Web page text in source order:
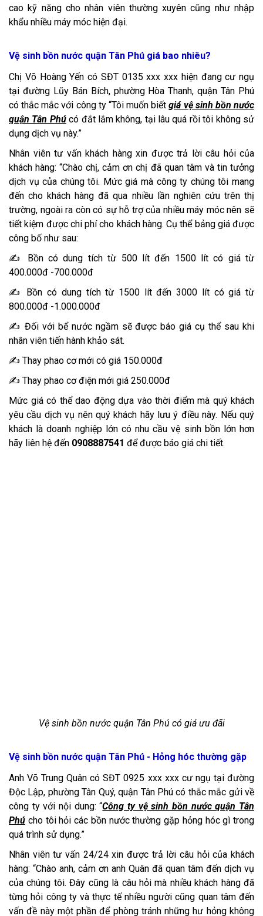
cao kỹ năng cho nhân viên thường xuyên cũng như nhập
khẩu nhiều máy móc hiện đại.
Vệ sinh bồn nước quận Tân Phú giá bao nhiêu?
Chị Võ Hoàng Yến có SĐT 0135 xxx xxx hiện đang cư ngụ
tại đường Lũy Bán Bích, phường Hòa Thanh, quận Tân Phú
có thắc mắc với công ty “Tôi muốn biếtgiá vệ sinh bồn nước
quận Tân Phúcó đắt lắm không, tại lâu quá rồi tôi không sử
dụng dịch vụ này.”
Nhân viên tư vấn khách hàng xin được trả lời câu hỏi của
khách hàng: “Chào chị, cảm ơn chị đã quan tâm và tin tưởng
dịch vụ của chúng tôi. Mức giá mà công ty chúng tôi mang
đến cho khách hàng đã qua nhiều lần nghiên cứu trên thị
trường, ngoài ra còn có sự hỗ trợ của nhiều máy móc nên sẽ
tiết kiệm được chi phí cho khách hàng. Cụ thể bảng giá được
công bố như sau:
✍️ Bồn có dung tích từ 500 lít đến 1500 lít có giá từ
400.000đ -700.000đ
✍️ Bồn có dung tích từ 1500 lít đến 3000 lít có giá từ
800.000đ -1.000.000đ
✍️ Đối với bể nước ngầm sẽ được báo giá cụ thể sau khi
nhân viên tiến hành khảo sát.
✍️ Thay phao cơ mới có giá 150.000đ
✍️ Thay phao cơ điện mới giá 250.000đ
Mức giá có thể dao động dựa vào thời điểm mà quý khách
yêu cầu dịch vụ nên quý khách hãy lưu ý điều này. Nếu quý
khách là doanh nghiệp lớn có nhu cầu vệ sinh bồn lớn hơn
hãy liên hệ đến 0908887541 để được báo giá chi tiết.
Vệ sinh bồn nước quận Tân Phú có giá ưu đãi
Vệ sinh bồn nước quận Tân Phú - Hỏng hóc thường gặp
Anh Võ Trung Quân có SĐT 0925 xxx xxx cư ngụ tại đường
Độc Lập, phường Tân Quý, quận Tân Phú có thắc mắc gửi về
công ty với nội dung: “Công ty vệ sinh bồn nước quận Tân
Phú cho tôi hỏi các bồn nước thường gặp hỏng hóc gì trong
quá trình sử dụng.”
Nhân viên tư vấn 24/24 xin được trả lời câu hỏi của khách
hàng: “Chào anh, cảm ơn anh Quân đã quan tâm đến dịch vụ
của chúng tôi. Đây cũng là câu hỏi mà nhiều khách hàng đã
từng hỏi công ty và thực tế nhiều người cũng quan tâm đến
vấn đề này một phần để phòng tránh những hư hỏng không